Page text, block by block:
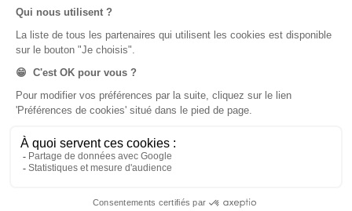
Examens blancs
Réserver une session
Code gratuit
Réserver une session
Code bateau
Examens blancs
Séries d’entraînement
Nos applications